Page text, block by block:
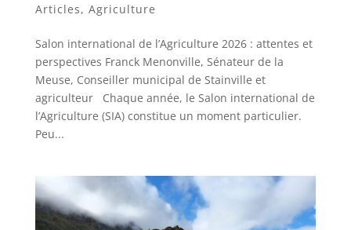
Articles, Agriculture
Salon international de l’Agriculture 2026 : attentes et
perspectives Franck Menonville, Sénateur de la
Meuse, Conseiller municipal de Stainville et
agriculteur Chaque année, le Salon international de
l’Agriculture (SIA) constitue un moment particulier.
Peu...